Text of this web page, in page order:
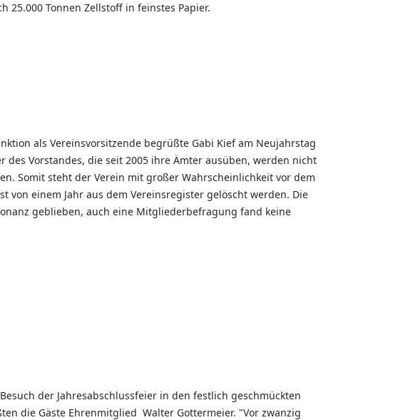
Tonnen Zellstoff in feinstes Papier.
als Vereinsvorsitzende begrüßte Gabi Kief am Neujahrstag
Vorstandes, die seit 2005 ihre Ämter ausüben, werden nicht
Somit steht der Verein mit großer Wahrscheinlichkeit vor dem
einem Jahr aus dem Vereinsregister gelöscht werden. Die
geblieben, auch eine Mitgliederbefragung fand keine
der Jahresabschlussfeier in den festlich geschmückten
die Gäste Ehrenmitglied Walter Gottermeier. "Vor zwanzig